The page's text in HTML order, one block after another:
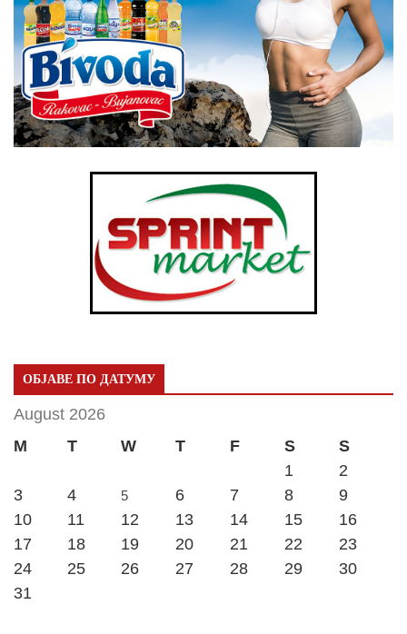
ОБЈАВЕ ПО ДАТУМУ
August 2026
M
T W T F S
S
1
2
3
4 5 6 7 8
9
10
11 12 13 14 15
16
17
18 19 20 21 22
23
24
25 26 27 28 29
30
31